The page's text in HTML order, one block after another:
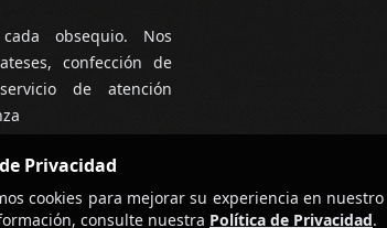
Privacidad
cookies para mejorar su experiencia en
consulte nuestra Política de Privacidad.
obsequio. Nos
confección de
de atención